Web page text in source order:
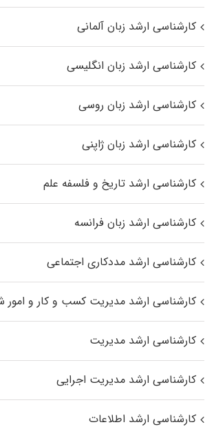
کارشناسی ارشد زبان آلمانی
کارشناسی ارشد زبان انگلیسی
کارشناسی ارشد زبان روسی
کارشناسی ارشد زبان ژاپنی
کارشناسی ارشد تاریخ و فلسفه علم
کارشناسی ارشد زبان فرانسه
کارشناسی ارشد مددکاری اجتماعی
کارشناسی ارشد مدیریت کسب و کار و امور
کارشناسی ارشد مدیریت
کارشناسی ارشد مدیریت اجرایی
کارشناسی ارشد اطلاعات